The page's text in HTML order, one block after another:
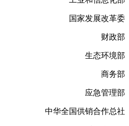
国家发展改革委
财政部
生态环境部
商务部
应急管理部
中华全国供销合作总社